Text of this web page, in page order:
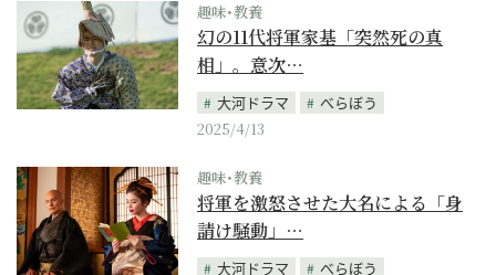
趣味･教養
幻の11代将軍家基「突然死の真
相」。意次…
大河ドラマ
べらぼう
2025/4/13
趣味･教養
将軍を激怒させた大名による「身
請け騒動」…
大河ドラマ べらぼう